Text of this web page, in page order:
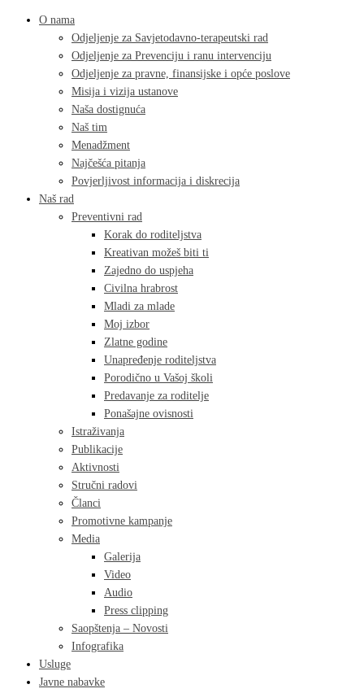
O nama
Odjeljenje za Savjetodavno-terapeutski rad
Odjeljenje za Prevenciju i ranu intervenciju
Odjeljenje za pravne, finansijske i opće poslove
Misija i vizija ustanove
Naša dostignuća
Naš tim
Menadžment
Najčešća pitanja
Povjerljivost informacija i diskrecija
Naš rad
Preventivni rad
Korak do roditeljstva
Kreativan možeš biti ti
Zajedno do uspjeha
Civilna hrabrost
Mladi za mlade
Moj izbor
Zlatne godine
Unapređenje roditeljstva
Porodično u Vašoj školi
Predavanje za roditelje
Ponašajne ovisnosti
Istraživanja
Publikacije
Aktivnosti
Stručni radovi
Članci
Promotivne kampanje
Media
Galerija
Video
Audio
Press clipping
Saopštenja – Novosti
Infografika
Usluge
Javne nabavke